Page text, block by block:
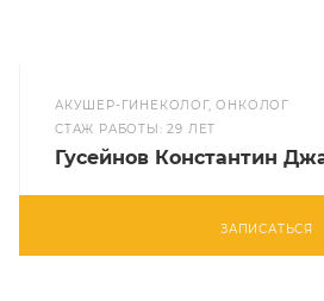
АКУШЕР-ГИНЕКОЛОГ, ОНКОЛОГ
CТАЖ РАБОТЫ: 29 ЛЕТ
Гусейнов Константин
ЗАПИСАТЬСЯ